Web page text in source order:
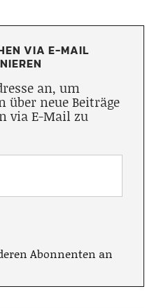
VIA E-MAIL
an, um
über neue Beiträge
via E-Mail zu
Abonnenten an